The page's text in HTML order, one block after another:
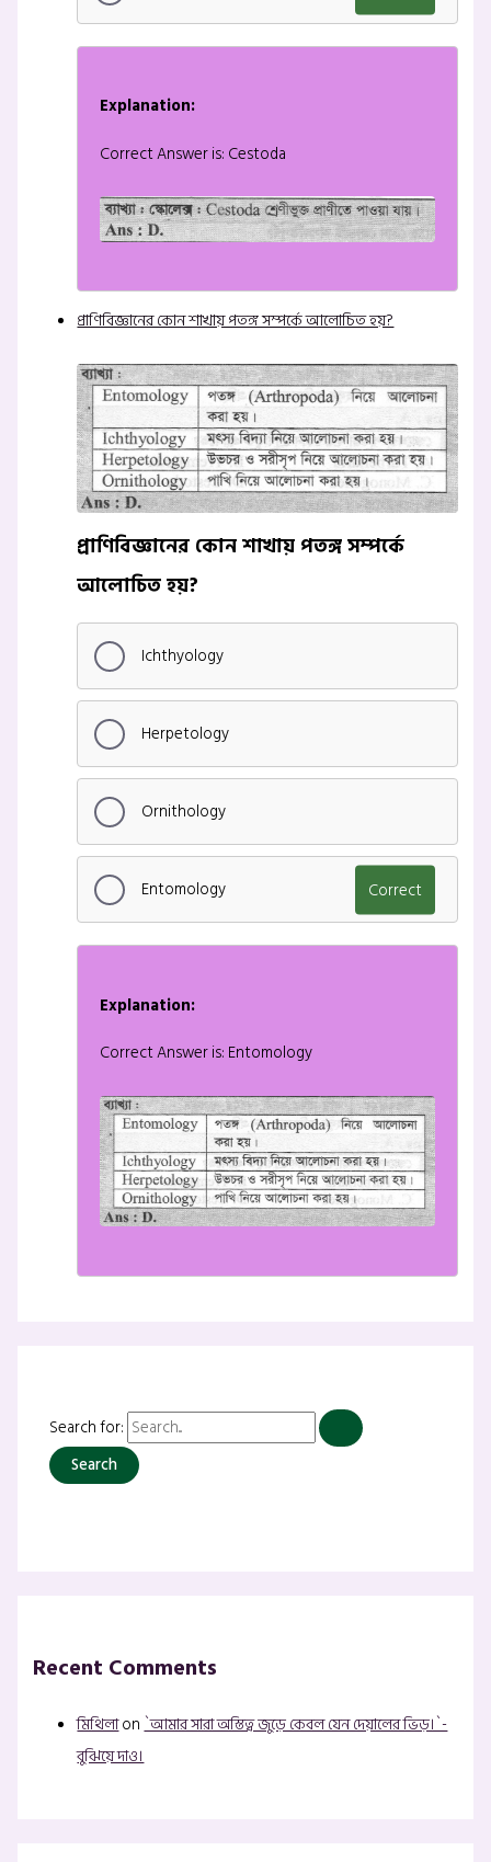
Explanation:
Correct Answer is: Cestoda
প্রাণিবিজ্ঞানের কোন শাখায় পতঙ্গ সম্পর্কে আলোচিত হয়?
প্রাণিবিজ্ঞানের কোন শাখায় পতঙ্গ সম্পর্কে
আলোচিত হয়?
Ichthyology
Herpetology
Ornithology
Entomology Correct
Explanation:
Correct Answer is: Entomology
Search for:
Recent Comments
মিথিলাon`আমার সারা অস্তিত্ব জুড়ে কেবল যেন দেয়ালের ভিড়।`-
বুঝিয়ে দাও।